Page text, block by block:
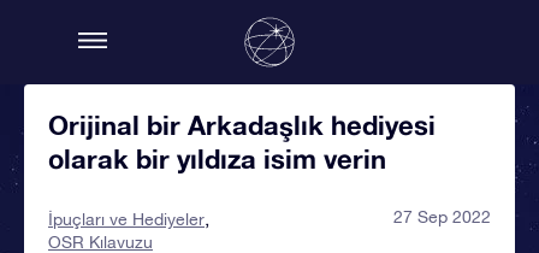
Orijinal bir Arkadaşlık hediyesi
olarak bir yıldıza isim verin
İpuçları ve Hediyeler
OSR Kılavuzu
27 Sep 2022